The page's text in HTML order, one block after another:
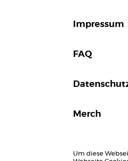
Impressum
FAQ
Merch
Um diese